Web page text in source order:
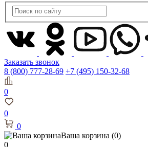
Заказать звонок
8 (800) 777-28-69 +7 (495) 150-32-68
0
0
0
Ваша корзина (0)
0